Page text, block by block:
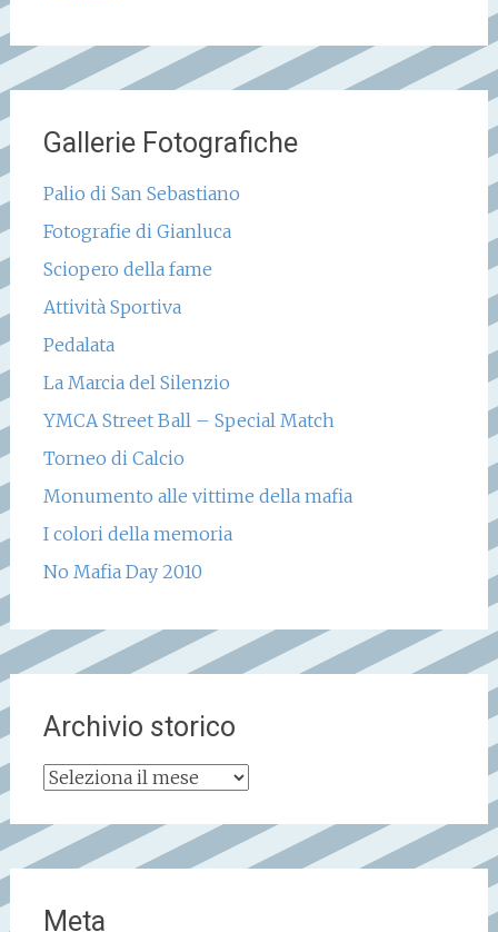
Gallerie Fotografiche
Palio di San Sebastiano
Fotografie di Gianluca
Sciopero della fame
Attività Sportiva
Pedalata
La Marcia del Silenzio
YMCA Street Ball – Special Match
Torneo di Calcio
Monumento alle vittime della mafia
I colori della memoria
No Mafia Day 2010
Archivio storico
Archivio
Meta